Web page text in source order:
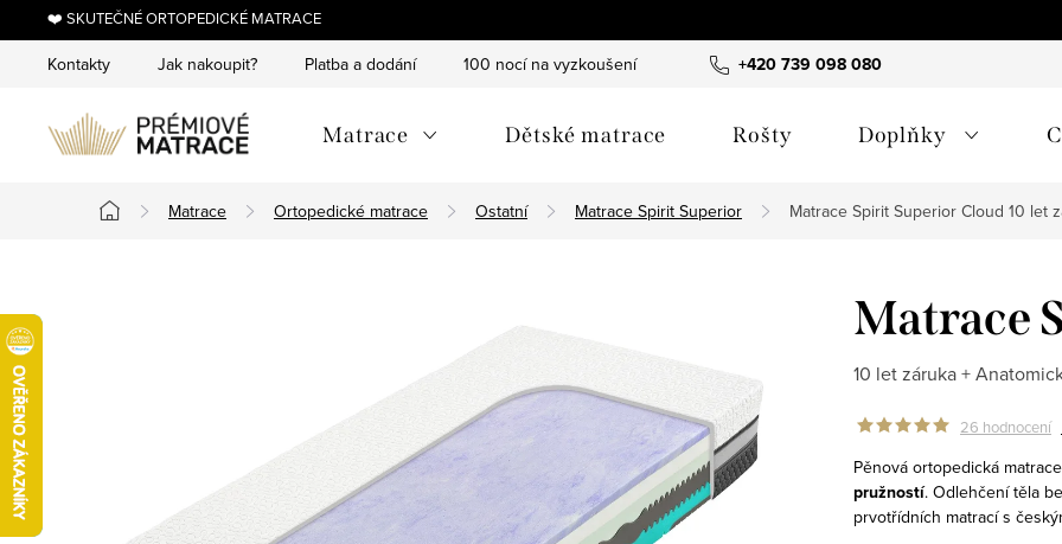
na
❤️ SKUTEČNÉ ORTOPEDICKÉ MATRACE
+420 739 098 080
Kontakty Jak nakoupit? Platba a dodání 100 nocí na vyzkoušení B2B spolupráce - hotely & designéři
Matrace Dětské matrace Rošty Doplňky
Domů
Matrace Ortopedické matrace Ostatní Matrace Spirit Superior Matrace Spirit Superior Cloud 10 let
Matrace
10 let záruka +
26 hodnocení
Pěnová ortopedická
pružností. Odlehčení těla
prvotřídních matrací s